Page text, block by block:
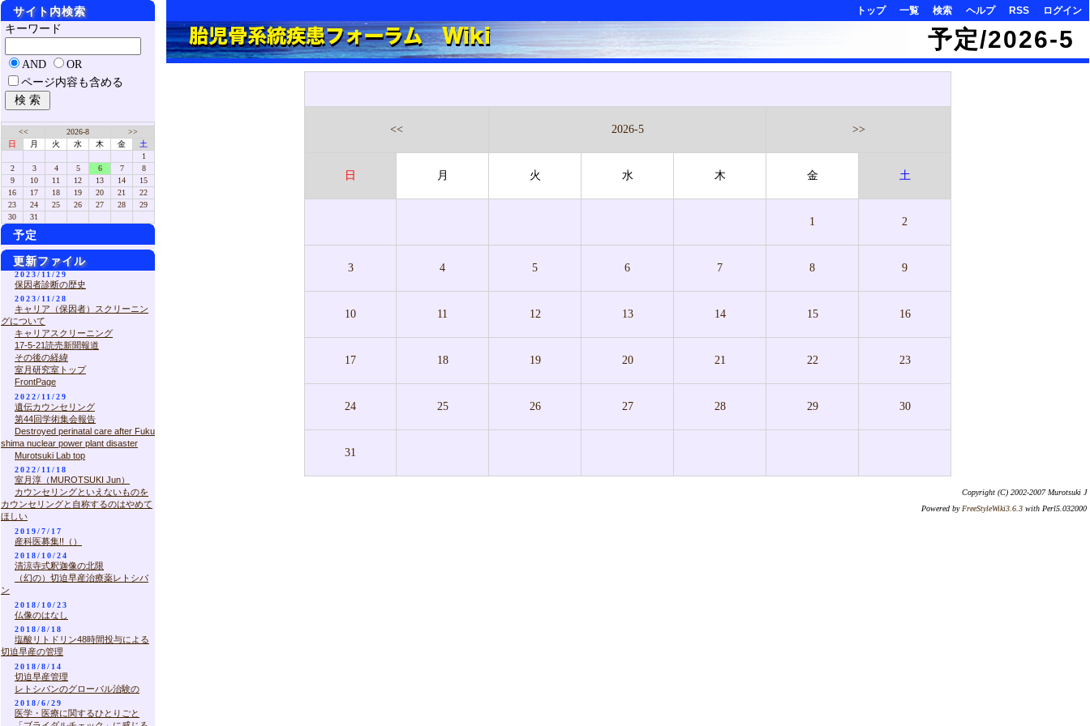
トップ 一覧 検索 ヘルプ RSS ログイン
予定/2026-5
<< 2026-5 >>
日 月 火 水 木 金 土
1 2
3 4 5 6 7 8 9
10 11 12 13 14 15 16
17 18 19 20 21 22 23
24 25 26 27 28 29 30
31
Copyright (C) 2002-2007 Murotsuki J
Powered by FreeStyleWiki3.6.3 with Perl5.032000
サイト内検索
キーワード
AND
OR
ページ内容も含める
<< 2026-8
>>
日
月 火 水 木 金
土
1
2
3 4 5 6 7
8
9
10 11 12 13 14
15
16
17 18 19 20 21
22
23
24 25 26 27 28
29
30
31
予定
更新ファイル
2023/11/29
保因者診断の歴史
2023/11/28
キャリア（保因者）スクリーニン
グについて
キャリアスクリーニング
17-5-21読売新聞報道
その後の経緯
室月研究室トップ
FrontPage
2022/11/29
遺伝カウンセリング
第44回学術集会報告
Destroyed perinatal care after Fuku
shima nuclear power plant disaster
Murotsuki Lab top
2022/11/18
室月淳（MUROTSUKI Jun）
カウンセリングといえないものを
カウンセリングと自称するのはやめて
ほしい
2019/7/17
産科医募集!!（）
2018/10/24
清涼寺式釈迦像の北限
（幻の）切迫早産治療薬レトシバ
ン
2018/10/23
仏像のはなし
2018/8/18
塩酸リトドリン48時間投与による
切迫早産の管理
2018/8/14
切迫早産管理
レトシバンのグローバル治験の
2018/6/29
医学・医療に関するひとりごと